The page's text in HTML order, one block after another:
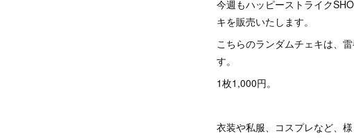
今週もハッピーストライク
キを販売いたします。
こちらのランダムチェキは、
す。
1枚1,000円。
衣装や私服、コスプレなど、